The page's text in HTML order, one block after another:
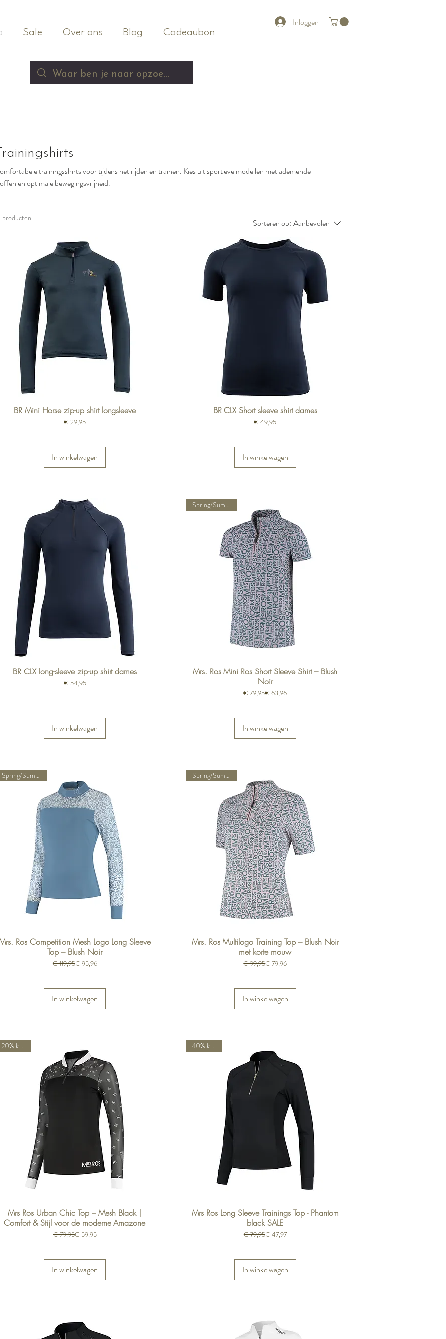
Sale Over ons Blog Cadeaubon
Inloggen
trainingsshirts voor tijdens het rijden en trainen. Kies uit sportieve modellen met ademende
en optimale bewegingsvrijheid.
producten Sorteren op: Aanbevolen
BR Mini Horse zip-up shirt longsleeve
Prijs
€ 29,95
In winkelwagen
BR CLX Short sleeve shirt dames
Prijs
€ 49,95
In winkelwagen
BR CLX long-sleeve zip-up shirt dames
Prijs
€ 54,95
In winkelwagen
Spring/Summer 26
Mrs. Ros Mini Ros Short Sleeve Shirt – Blush
Noir
Normale prijs
€ 79,95Verkoopprijs
€ 63,96
In winkelwagen
Spring/Summer 26
Ros Competition Mesh Logo Long Sleeve
Top – Blush Noir
Normale prijs
€ 119,95Verkoopprijs
€ 95,96
In winkelwagen
Spring/Summer 26
Mrs. Ros Multilogo Training Top – Blush Noir
met korte mouw
Normale prijs
€ 99,95Verkoopprijs
€ 79,96
In winkelwagen
20% korting
Mrs Ros Urban Chic Top – Mesh Black |
Comfort & Stijl voor de moderne Amazone
Normale prijs
€ 79,95Verkoopprijs
€ 59,95
In winkelwagen
40% korting
Mrs Ros Long Sleeve Trainings Top - Phantom
black SALE
Normale prijs
€ 79,95Verkoopprijs
€ 47,97
In winkelwagen